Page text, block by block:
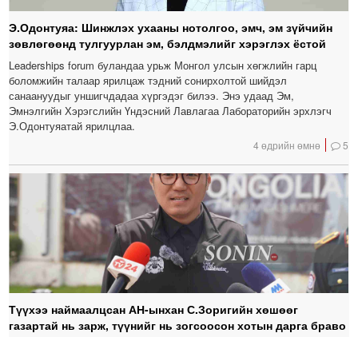
Э.Одонтуяа: Шинжлэх ухааны нотолгоо, эмч, эм зүйчийн
зөвлөгөөнд тулгуурлан эм, бэлдмэлийг хэрэглэх ёстой
Leaderships forum буландаа урьж Монгол улсын хөгжлийн гарц
боломжийн талаар ярилцаж тэдний сонирхолтой шийдэл
санаануудыг уншигчдадаа хүргэдэг билээ. Энэ удаад Эм,
Эмнэлгийн Хэрэгслийн Үндэсний Лавлагаа Лабораторийн эрхлэгч
Э.Одонтуяатай ярилцлаа.
4 өдрийн өмнө 5
Түүхээ наймаалцсан АН-ынхан С.Зоригийн хөшөөг
газартай нь зарж, түүнийг нь зогсоосон хотын дарга браво